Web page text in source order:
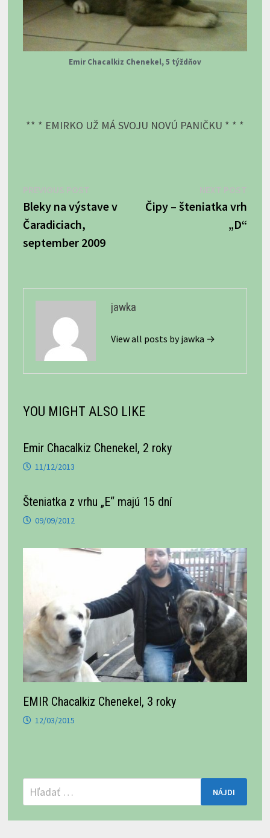
Emir Chacalkiz Chenekel, 5 týždňov
** * EMIRKO UŽ MÁ SVOJU NOVÚ PANIČKU * * *
v
článku
post:
Bleky na výstave v
Čaradiciach,
september 2009
Čipy – šteniatka vrh
„D“
jawka
View all posts by jawka →
YOU MIGHT ALSO LIKE
Emir Chacalkiz Chenekel, 2 roky
11/12/2013
Šteniatka z vrhu „E“ majú 15 dní
09/09/2012
EMIR Chacalkiz Chenekel, 3 roky
12/03/2015
Hľadať: